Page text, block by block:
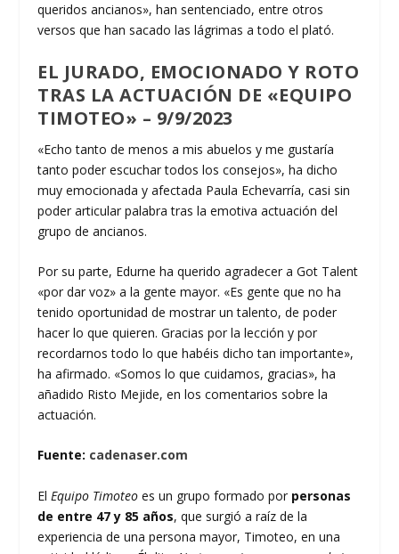
queridos ancianos», han sentenciado, entre otros
versos que han sacado las lágrimas a todo el plató.
EL JURADO, EMOCIONADO Y ROTO
TRAS LA ACTUACIÓN DE «EQUIPO
TIMOTEO» – 9/9/2023
«Echo tanto de menos a mis abuelos y me gustaría
tanto poder escuchar todos los consejos», ha dicho
muy emocionada y afectada Paula Echevarría, casi sin
poder articular palabra tras la emotiva actuación del
grupo de ancianos.
Por su parte, Edurne ha querido agradecer a Got Talent
«por dar voz» a la gente mayor. «Es gente que no ha
tenido oportunidad de mostrar un talento, de poder
hacer lo que quieren. Gracias por la lección y por
recordarnos todo lo que habéis dicho tan importante»,
ha afirmado. «Somos lo que cuidamos, gracias», ha
añadido Risto Mejide, en los comentarios sobre la
actuación.
Fuente: cadenaser.com
ElEquipo Timoteo es un grupo formado por personas
de entre 47 y 85 años, que surgió a raíz de la
experiencia de una persona mayor, Timoteo, en una